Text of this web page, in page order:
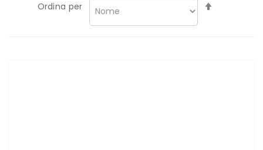
Ordina per